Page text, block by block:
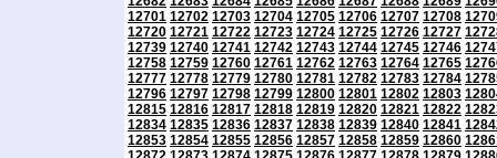
12701 12702 12703 12704 12705 12706 12707 12708
12720 12721 12722 12723 12724 12725 12726 12727
12739 12740 12741 12742 12743 12744 12745 12746
12758 12759 12760 12761 12762 12763 12764 12765
12777 12778 12779 12780 12781 12782 12783 12784
12796 12797 12798 12799 12800 12801 12802 12803
12815 12816 12817 12818 12819 12820 12821 12822
12834 12835 12836 12837 12838 12839 12840 12841
12853 12854 12855 12856 12857 12858 12859 12860